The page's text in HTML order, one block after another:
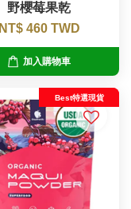
野櫻莓果乾
NT$ 460 TWD
加入購物車
Best特選現貨